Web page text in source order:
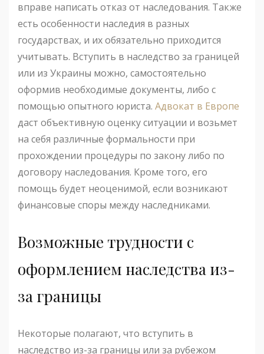
вправе написать отказ от наследования. Также
есть особенности наследия в разных
государствах, и их обязательно приходится
учитывать. Вступить в наследство за границей
или из Украины можно, самостоятельно
оформив необходимые документы, либо с
помощью опытного юриста. Адвокат в Европе
даст объективную оценку ситуации и возьмет
на себя различные формальности при
прохождении процедуры по закону либо по
договору наследования. Кроме того, его
помощь будет неоценимой, если возникают
финансовые споры между наследниками.
Возможные трудности с
оформлением наследства из-
за границы
Некоторые полагают, что вступить в
наследство из-за границы или за рубежом